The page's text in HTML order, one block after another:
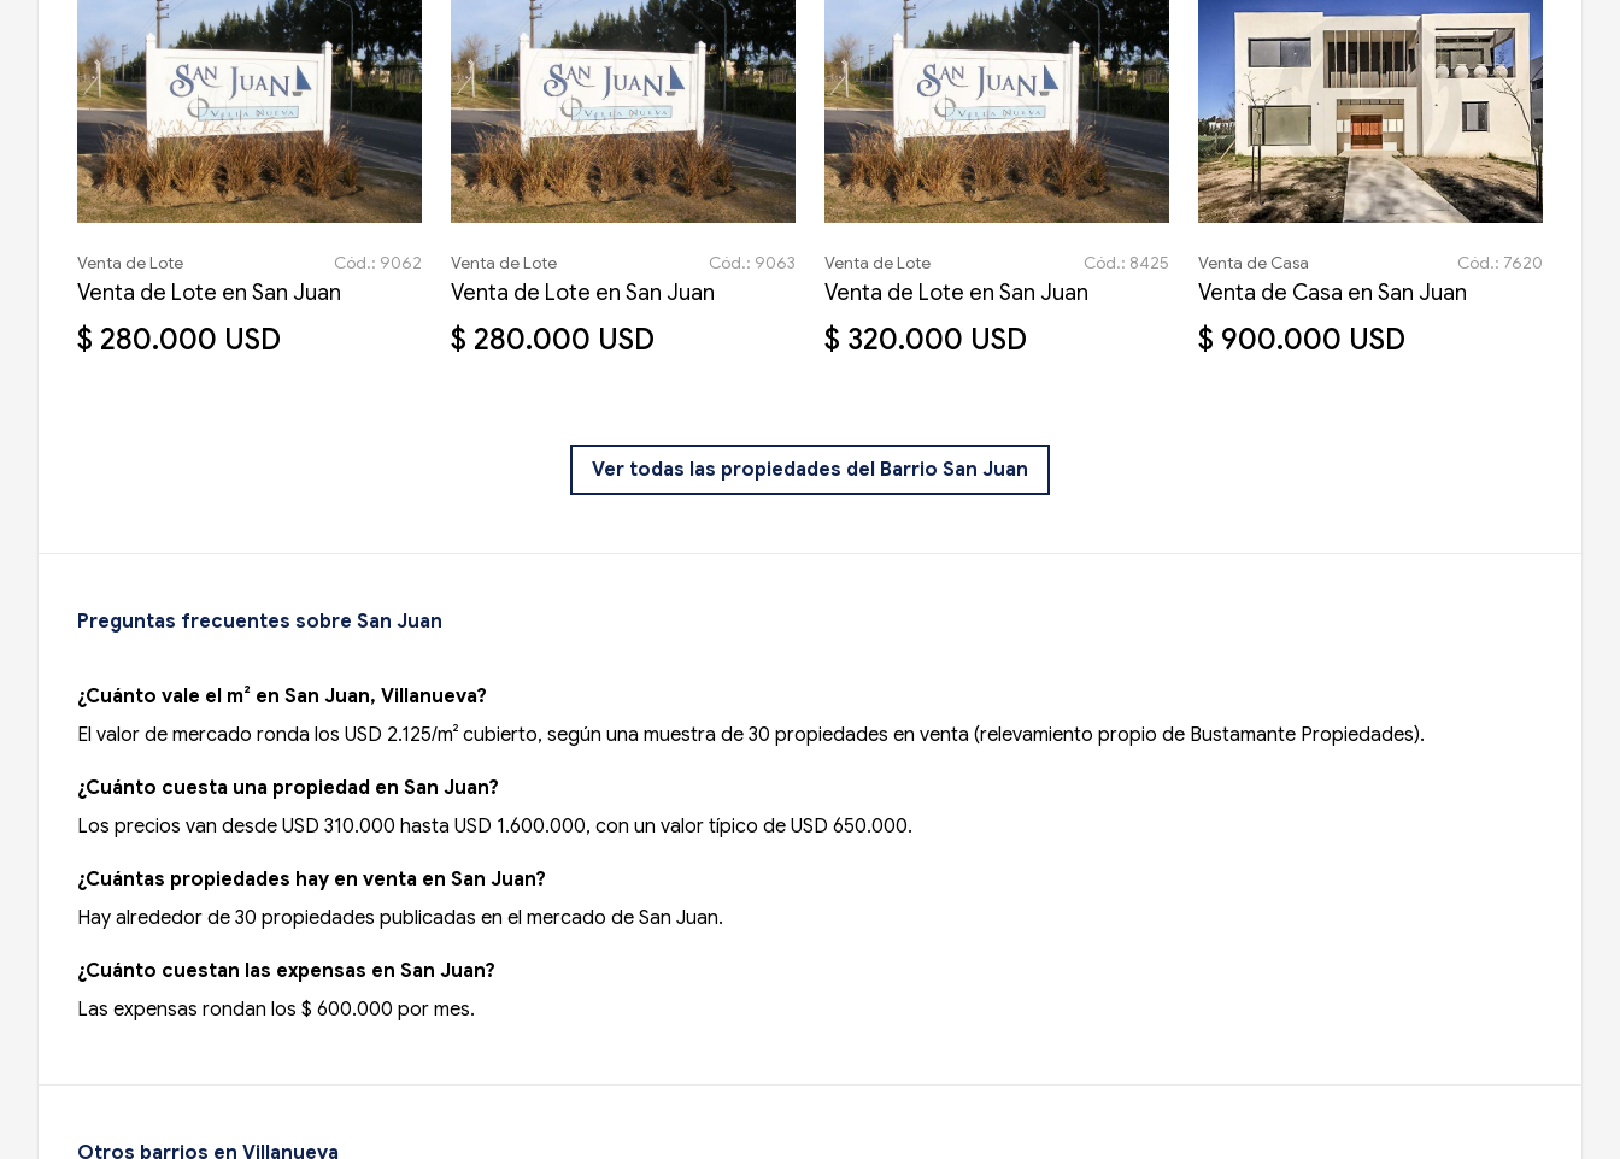
Venta de Lote Cód.: 9062
Venta de Lote en San Juan
$ 280.000 USD
Venta de Lote Cód.: 9063
Venta de Lote en San Juan
$ 280.000 USD
Venta de Lote Cód.: 8425
Venta de Lote en San Juan
$ 320.000 USD
Venta de Casa Cód.: 7620
Venta de Casa en San Juan
$ 900.000 USD
Ver todas las propiedades del Barrio San Juan
Preguntas frecuentes sobre San Juan
¿Cuánto vale el m² en San Juan, Villanueva?
El valor de mercado ronda los USD 2.125/m² cubierto, según una muestra de 30 propiedades en venta (relevamiento propio de Bustamante Propiedades).
¿Cuánto cuesta una propiedad en San Juan?
Los precios van desde USD 310.000 hasta USD 1.600.000, con un valor típico de USD 650.000.
¿Cuántas propiedades hay en venta en San Juan?
Hay alrededor de 30 propiedades publicadas en el mercado de San Juan.
¿Cuánto cuestan las expensas en San Juan?
Las expensas rondan los $ 600.000 por mes.
Otros barrios en Villanueva